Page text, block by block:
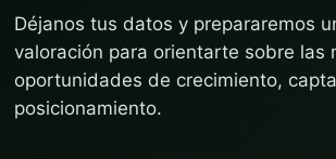
Déjanos tus datos y prepararemos
valoración para orientarte sobre las
oportunidades de crecimiento,
posicionamiento.